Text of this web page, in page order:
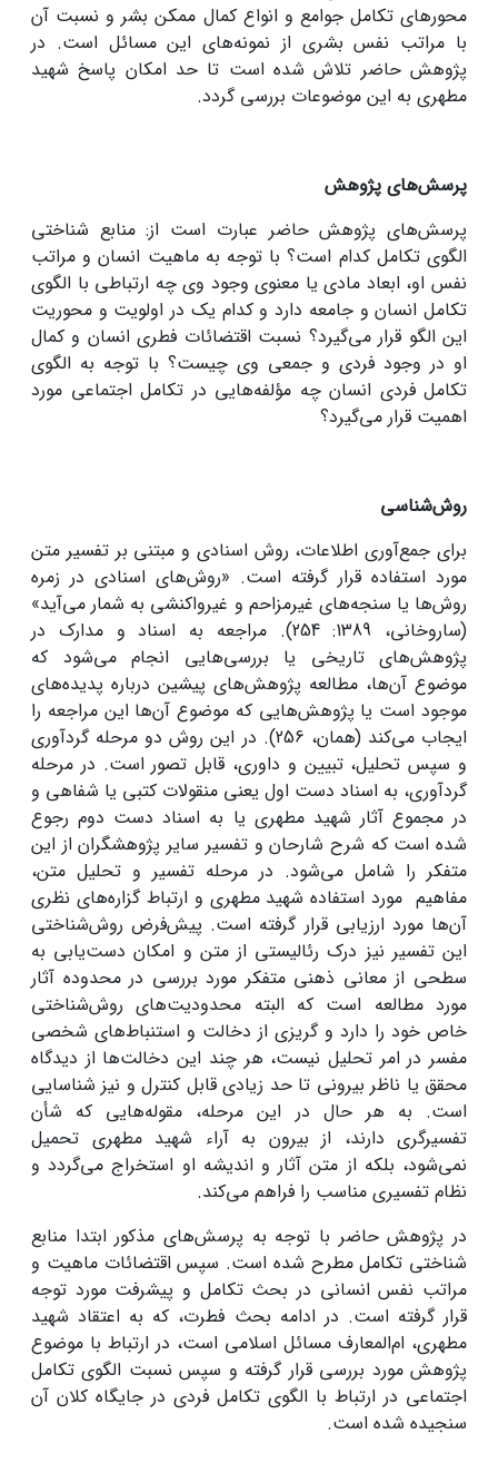
محورهای تکامل جوامع و انواع کمال ممکن بشر و نسبت آن
با مراتب نفس بشری از نمونه‌های این مسائل است. در
پژوهش حاضر تلاش شده است تا حد امکان پاسخ شهید
مطهری به این موضوعات بررسی گردد.
پرسش‌های پژوهش
پرسش‌های پژوهش حاضر عبارت است از: منابع شناختی
الگوی تکامل کدام است؟ با توجه به ماهیت انسان و مراتب
نفس او، ابعاد مادی یا معنوی وجود وی چه ارتباطی با الگوی
تکامل انسان و جامعه دارد و کدام یک در اولویت و محوریت
این الگو قرار می‌گیرد؟ نسبت اقتضائات فطری انسان و کمال
او در وجود فردی و جمعی وی چیست؟ با توجه به الگوی
تکامل فردی انسان چه مؤلفه‌هایی در تکامل اجتماعی مورد
اهمیت قرار می‌گیرد؟
روش‌شناسی
برای جمع‌آوری اطلاعات، روش اسنادی و مبتنی بر تفسیر متن
مورد استفاده قرار گرفته است. «روش‌های اسنادی در زمره
روش‌ها یا سنجه‌های غیرمزاحم و غیرواکنشی به شمار می‌آید»
(ساروخانی، 1389: 254). مراجعه به اسناد و مدارک در
پژوهش‌های تاریخی یا بررسی‌هایی انجام می‌شود که
موضوع آن‌ها، مطالعه پژوهش‌های پیشین درباره پدیده‌های
موجود است یا پژوهش‌هایی که موضوع آن‌ها این مراجعه را
ایجاب می‌کند (همان، 256). در این روش دو مرحله گردآوری
و سپس تحلیل، تبیین و داوری، قابل تصور است. در مرحله
گردآوری، به اسناد دست اول یعنی منقولات کتبی یا شفاهی و
در مجموع آثار شهید مطهری یا به اسناد دست دوم رجوع
شده است که شرح شارحان و تفسیر سایر پژوهشگران از این
متفکر را شامل می‌شود. در مرحله تفسیر و تحلیل متن،
مفاهیم مورد استفاده شهید مطهری و ارتباط گزاره‌های نظری
آن‌ها مورد ارزیابی قرار گرفته است. پیش‌فرض روش‌شناختی
این تفسیر نیز درک رئالیستی از متن و امکان دست‌یابی به
سطحی از معانی ذهنی متفکر مورد بررسی در محدوده آثار
مورد مطالعه است که البته محدودیت‌های روش‌شناختی
خاص خود را دارد و گریزی از دخالت و استنباط‌های شخصی
مفسر در امر تحلیل نیست، هر چند این دخالت‌ها از دیدگاه
محقق یا ناظر بیرونی تا حد زیادی قابل کنترل و نیز شناسایی
است. به هر حال در این مرحله، مقوله‌هایی که شأن
تفسیرگری دارند، از بیرون به آراء شهید مطهری تحمیل
نمی‌شود، بلکه از متن آثار و اندیشه او استخراج می‌گردد و
نظام تفسیری مناسب را فراهم می‌کند.
در پژوهش حاضر با توجه به پرسش‌های مذکور ابتدا منابع
شناختی تکامل مطرح شده است. سپس اقتضائات ماهیت و
مراتب نفس انسانی در بحث تکامل و پیشرفت مورد توجه
قرار گرفته است. در ادامه بحث فطرت، که به اعتقاد شهید
مطهری، ام‌المعارف مسائل اسلامی است، در ارتباط با موضوع
پژوهش مورد بررسی قرار گرفته و سپس نسبت الگوی تکامل
اجتماعی در ارتباط با الگوی تکامل فردی در جایگاه کلان آن
سنجیده شده است.